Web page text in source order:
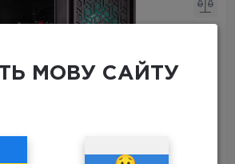
МОВУ САЙТУ